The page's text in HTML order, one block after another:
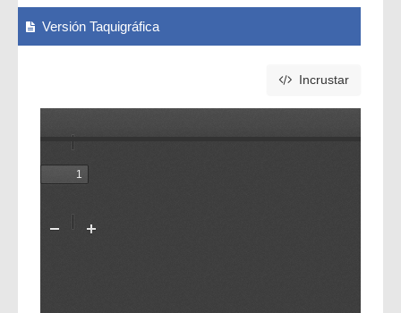
Versión Taquigráfica
Incrustar